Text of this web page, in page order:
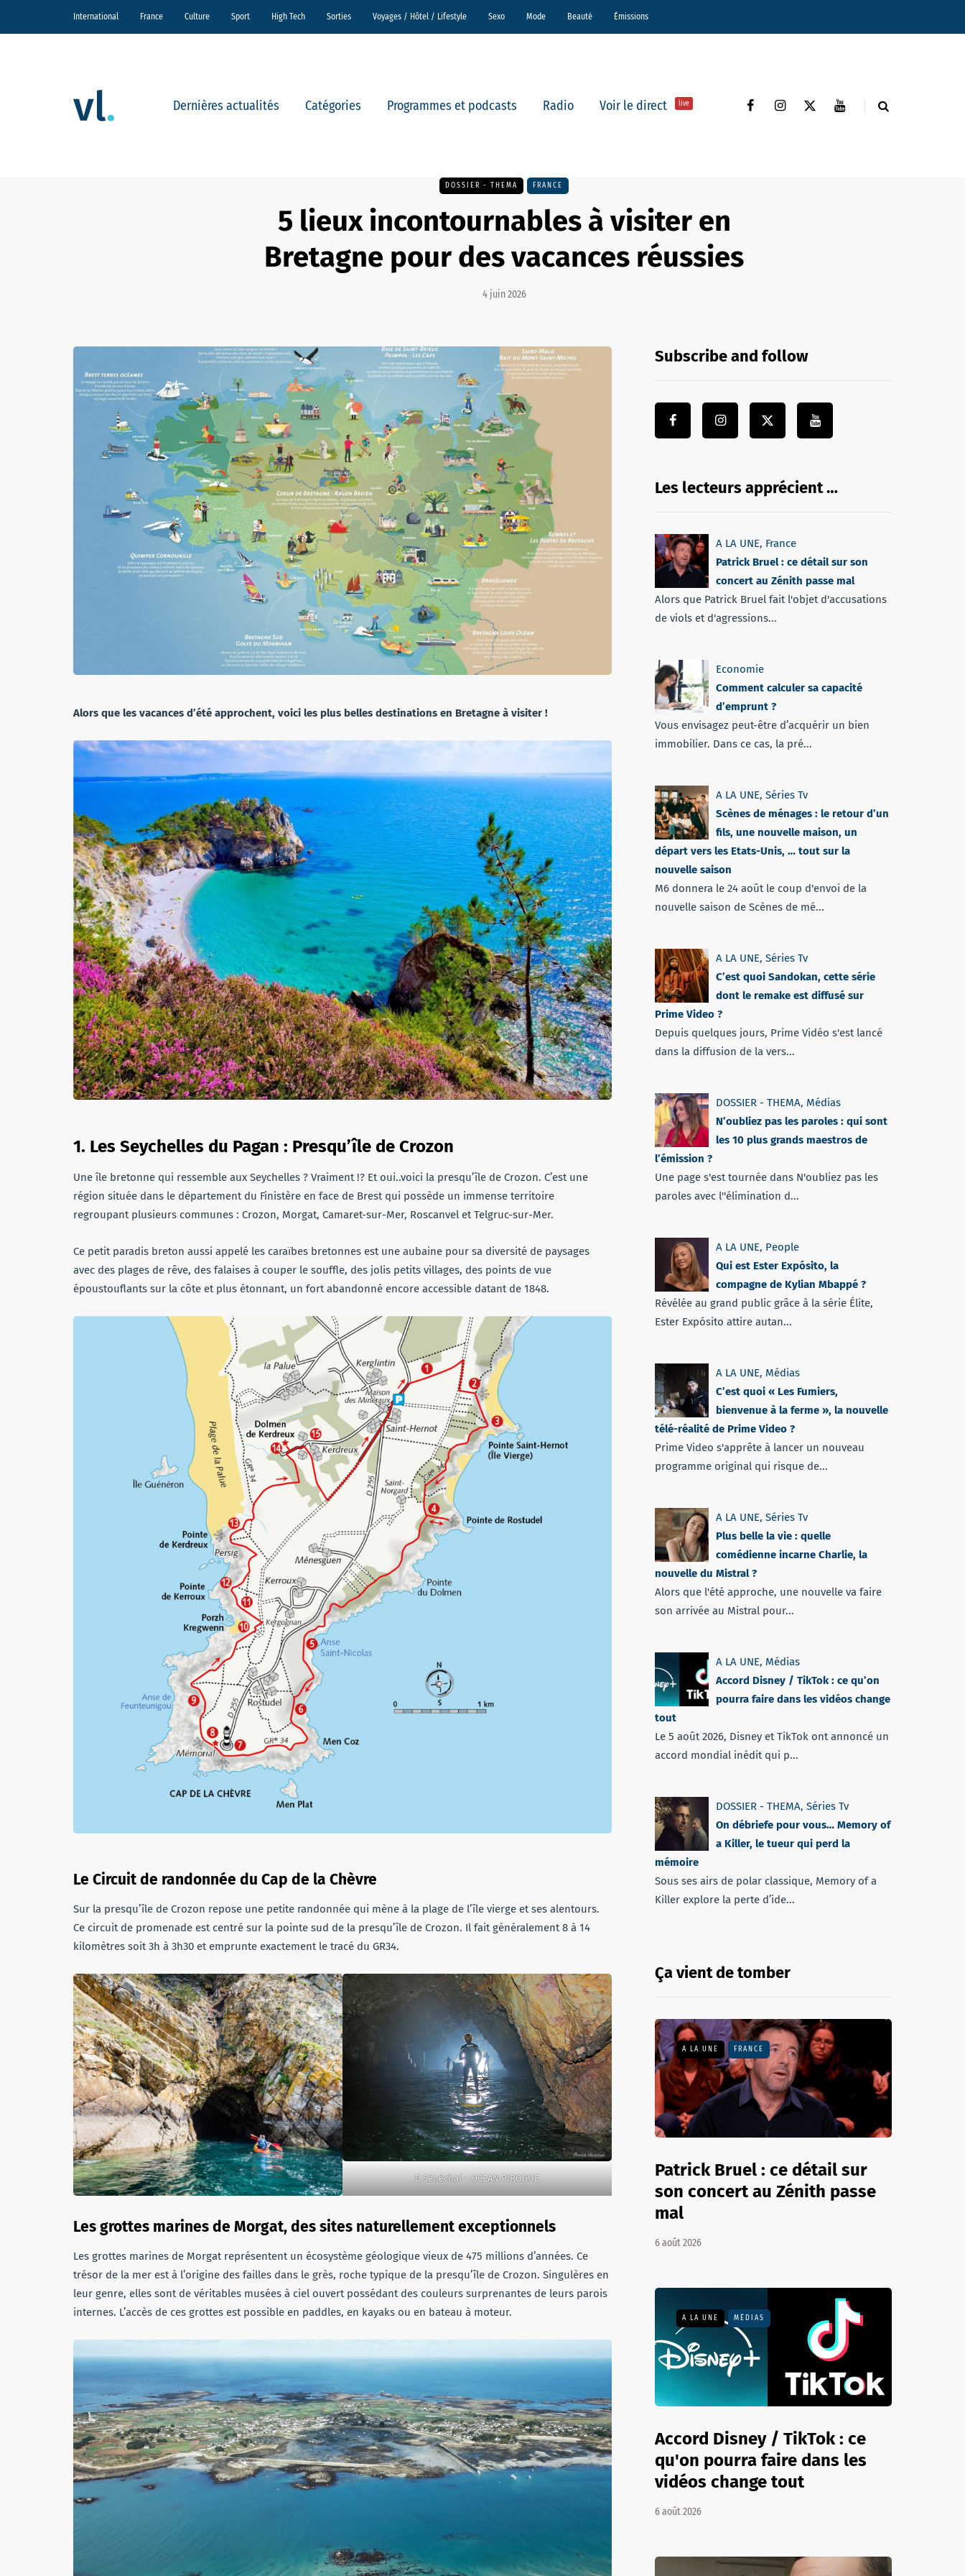
International France Culture Sport High Tech Sorties Voyages / Hôtel / Lifestyle Sexo Mode Beauté Émissions
Dernières actualités Catégories Programmes et podcasts Radio Voir le direct live
DOSSIER - THEMA FRANCE
5 lieux incontournables à visiter en
Bretagne pour des vacances réussies
4 juin 2026
Alors que les vacances d’été approchent, voici les plus belles destinations en Bretagne à visiter !
1. Les Seychelles du Pagan : Presqu’île de Crozon
Une île bretonne qui ressemble aux Seychelles ? Vraiment !? Et oui..voici la presqu’île de Crozon. C’est une
région située dans le département du Finistère en face de Brest qui possède un immense territoire
regroupant plusieurs communes : Crozon, Morgat, Camaret-sur-Mer, Roscanvel et Telgruc-sur-Mer.
Ce petit paradis breton aussi appelé les caraïbes bretonnes est une aubaine pour sa diversité de paysages
avec des plages de rêve, des falaises à couper le souffle, des jolis petits villages, des points de vue
époustouflants sur la côte et plus étonnant, un fort abandonné encore accessible datant de 1848.
Le Circuit de randonnée du Cap de la Chèvre
Sur la presqu’île de Crozon repose une petite randonnée qui mène à la plage de l’île vierge et ses alentours.
Ce circuit de promenade est centré sur la pointe sud de la presqu’île de Crozon. Il fait généralement 8 à 14
kilomètres soit 3h à 3h30 et emprunte exactement le tracé du GR34.
D Sénéchal – OCEAN PIROGUE
Les grottes marines de Morgat, des sites naturellement exceptionnels
Les grottes marines de Morgat représentent un écosystème géologique vieux de 475 millions d’années. Ce
trésor de la mer est à l’origine des failles dans le grès, roche typique de la presqu’île de Crozon. Singulères en
leur genre, elles sont de véritables musées à ciel ouvert possédant des couleurs surprenantes de leurs parois
internes. L’accès de ces grottes est possible en paddles, en kayaks ou en bateau à moteur.
Subscribe and follow
Les lecteurs apprécient …
A LA UNE, France
Patrick Bruel : ce détail sur son
concert au Zénith passe mal
Alors que Patrick Bruel fait l'objet d'accusations
de viols et d'agressions...
Economie
Comment calculer sa capacité
d’emprunt ?
Vous envisagez peut-être d’acquérir un bien
immobilier. Dans ce cas, la pré...
A LA UNE, Séries Tv
Scènes de ménages : le retour d’un
fils, une nouvelle maison, un
départ vers les Etats-Unis, … tout sur la
nouvelle saison
M6 donnera le 24 août le coup d'envoi de la
nouvelle saison de Scènes de mé...
A LA UNE, Séries Tv
C’est quoi Sandokan, cette série
dont le remake est diffusé sur
Prime Video ?
Depuis quelques jours, Prime Vidéo s'est lancé
dans la diffusion de la vers...
DOSSIER - THEMA, Médias
N’oubliez pas les paroles : qui sont
les 10 plus grands maestros de
l’émission ?
Une page s'est tournée dans N'oubliez pas les
paroles avec l''élimination d...
A LA UNE, People
Qui est Ester Expósito, la
compagne de Kylian Mbappé ?
Révélée au grand public grâce à la série Élite,
Ester Expósito attire autan...
A LA UNE, Médias
C’est quoi « Les Fumiers,
bienvenue à la ferme », la nouvelle
télé-réalité de Prime Video ?
Prime Video s'apprête à lancer un nouveau
programme original qui risque de...
A LA UNE, Séries Tv
Plus belle la vie : quelle
comédienne incarne Charlie, la
nouvelle du Mistral ?
Alors que l'été approche, une nouvelle va faire
son arrivée au Mistral pour...
A LA UNE, Médias
Accord Disney / TikTok : ce qu’on
pourra faire dans les vidéos change
tout
Le 5 août 2026, Disney et TikTok ont annoncé un
accord mondial inédit qui p...
DOSSIER - THEMA, Séries Tv
On débriefe pour vous… Memory of
a Killer, le tueur qui perd la
mémoire
Sous ses airs de polar classique, Memory of a
Killer explore la perte d’ide...
Ça vient de tomber
A LA UNE FRANCE
Patrick Bruel : ce détail sur
son concert au Zénith passe
mal
6 août 2026
A LA UNE MÉDIAS
Accord Disney / TikTok : ce
qu'on pourra faire dans les
vidéos change tout
6 août 2026